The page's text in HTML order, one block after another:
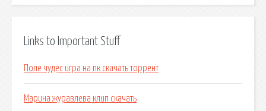
Links to Important Stuff
Поле чудес игра на пк скачать торрент
Марина журавлева клип скачать